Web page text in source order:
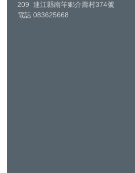
209 連江縣南竿鄉介壽村374號
電話 083625668